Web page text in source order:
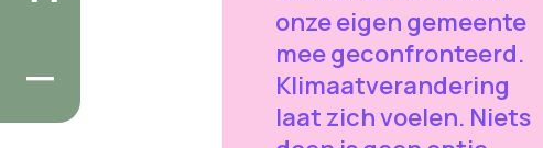
onze eigen gemeente
mee geconfronteerd.
Klimaatverandering
laat zich voelen. Niets